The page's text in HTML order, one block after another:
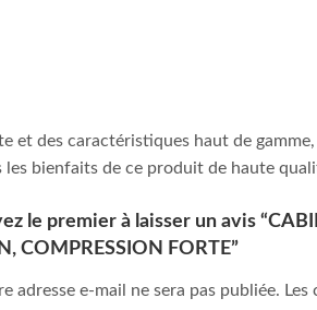
et des caractéristiques haut de
bienfaits de ce produit de haute
le premier à laisser un avis
COMPRESSION FORTE”
adresse e-mail ne sera pas publiée. Les